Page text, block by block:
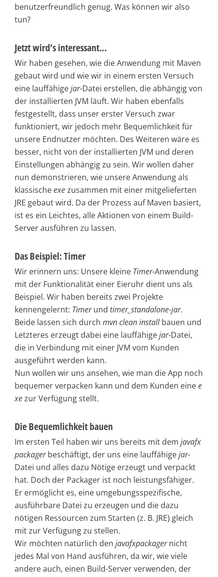
benutzerfreundlich genug. Was können wir also
tun?
Jetzt wird’s interessant…
Wir haben gesehen, wie die Anwendung mit Maven
gebaut wird und wie wir in einem ersten Versuch
eine lauffähigejar-Datei erstellen, die abhängig von
der installierten JVM läuft. Wir haben ebenfalls
festgestellt, dass unser erster Versuch zwar
funktioniert, wir jedoch mehr Bequemlichkeit für
unsere Endnutzer möchten. Des Weiteren wäre es
besser, nicht von der installierten JVM und deren
Einstellungen abhängig zu sein. Wir wollen daher
nun demonstrieren, wie unsere Anwendung als
klassischeexezusammen mit einer mitgelieferten
JRE gebaut wird. Da der Prozess auf Maven basiert,
ist es ein Leichtes, alle Aktionen von einem Build-
Server ausführen zu lassen.
Das Beispiel: Timer
Wir erinnern uns: Unsere kleine Timer-Anwendung
mit der Funktionalität einer Eieruhr dient uns als
Beispiel. Wir haben bereits zwei Projekte
kennengelernt: Timerund timer_standalone-jar.
Beide lassen sich durch mvn clean installbauen und
Letzteres erzeugt dabei eine lauffähigejar-Datei,
die in Verbindung mit einer JVM vom Kunden
ausgeführt werden kann.
Nun wollen wir uns ansehen, wie man die App noch
bequemer verpacken kann und dem Kunden einee
xezur Verfügung stellt.
Die Bequemlichkeit bauen
Im ersten Teil haben wir uns bereits mit dem javafx
packagerbeschäftigt, der uns eine lauffähigejar-
Datei und alles dazu Nötige erzeugt und verpackt
hat. Doch der Packager ist noch leistungsfähiger.
Er ermöglicht es, eine umgebungsspezifische,
ausführbare Datei zu erzeugen und die dazu
nötigen Ressourcen zum Starten (z. B. JRE) gleich
mit zur Verfügung zu stellen.
Wir möchten natürlich den javafxpackagernicht
jedes Mal von Hand ausführen, da wir, wie viele
andere auch, einen Build-Server verwenden, der